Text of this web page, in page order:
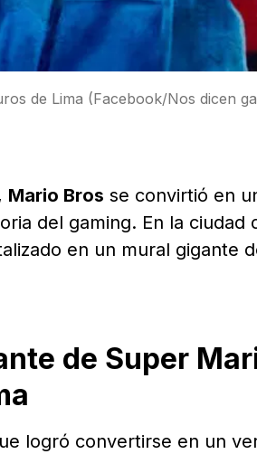
de Lima (Facebook/Nos dicen
Mario Bros se convirtió en
del gaming. En la ciudad
en un mural gigante
de Super
logró convertirse en un